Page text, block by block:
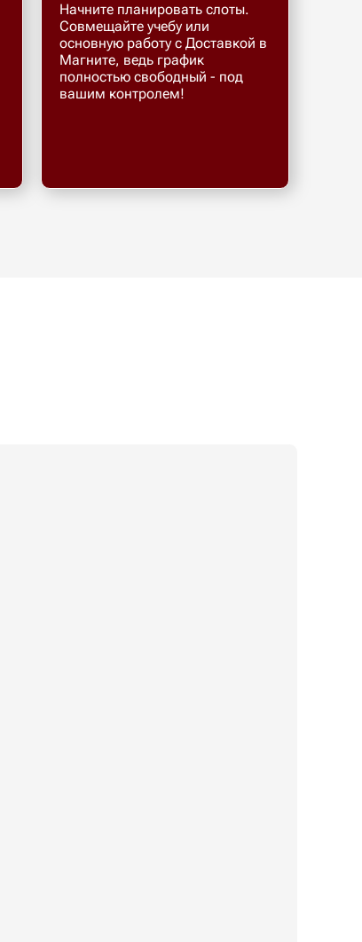
Начните планировать слоты.
Совмещайте учебу или
основную работу с Доставкой в
Магните, ведь график
полностью свободный - под
вашим контролем!